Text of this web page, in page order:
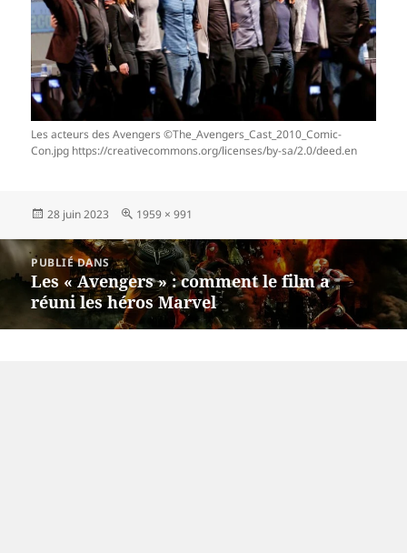
Les acteurs des Avengers ©The_Avengers_Cast_2010_Comic-
Con.jpg https://creativecommons.org/licenses/by-sa/2.0/deed.en
Publié
28 juin 2023
Taille
1959 × 991
Navigation
de
l’article
PUBLIÉ DANS
Les « Avengers » : comment le film a
réuni les héros Marvel